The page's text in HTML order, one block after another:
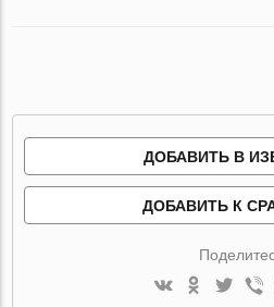
ДОБАВИТЬ В
ДОБАВИТЬ К